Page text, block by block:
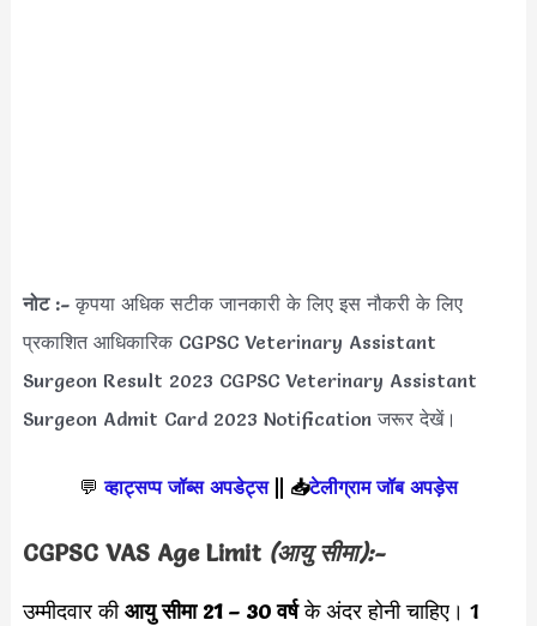
नोट :-कृपया अधिक सटीक जानकारी के लिए इस नौकरी के लिए
प्रकाशित आधिकारिक CGPSC Veterinary Assistant
Surgeon Result 2023 CGPSC Veterinary Assistant
Surgeon Admit Card 2023 Notification जरूर देखें।
💬 व्हाट्सप्प जॉब्स अपडेट्स|| 📥टेलीग्राम जॉब अपड़ेस
CGPSC VAS Age Limit (आयु सीमा):-
उम्मीदवार कीआयु सीमा 21 – 30 वर्षके अंदर होनी चाहिए। 1